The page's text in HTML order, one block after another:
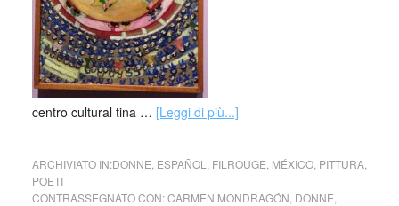
centro cultural tina … [Leggi di più...]
ARCHIVIATO IN:DONNE ESPAÑOL FILROUGE MÉXICO, PITTURA,
POETI
CONTRASSEGNATO CON:CARMEN MONDRAGÓN DONNE